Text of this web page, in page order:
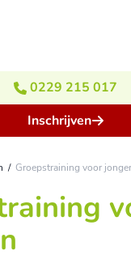
0229 215 017
Inschrijven
/ Groepstraining voor